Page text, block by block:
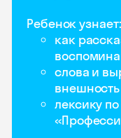
Ребенок узнает:
как
слова и
лексику